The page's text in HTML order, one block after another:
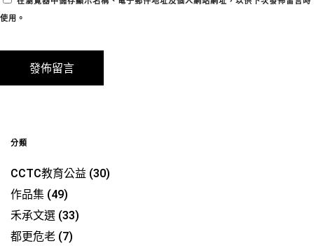
使用。
分類
CCTC教育公益 (30)
作品集 (49)
禾承文選 (33)
都更危老 (7)